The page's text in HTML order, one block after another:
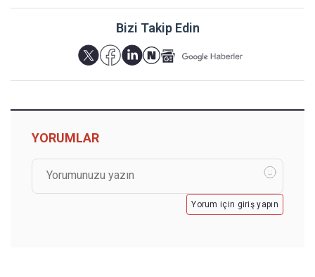
Bizi Takip Edin
YORUMLAR
Yorum için giriş yapın